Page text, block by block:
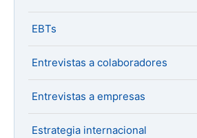
EBTs
Entrevistas a colaboradores
Entrevistas a empresas
Estrategia internacional